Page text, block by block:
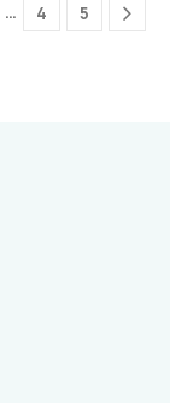
… 4 5